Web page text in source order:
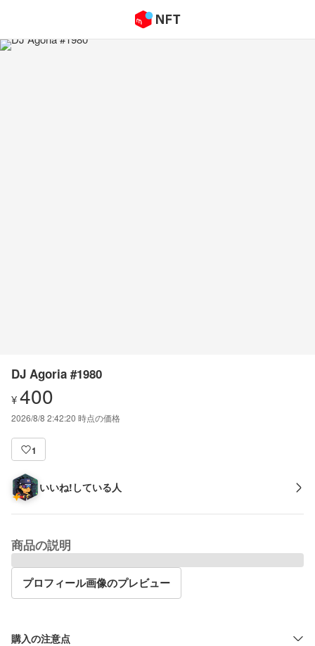
DJ Agoria #1980
¥400
2026/8/8 2:42:20 時点の価格
1
いいね!している人
商品の説明
プロフィール画像のプレビュー
購入の注意点